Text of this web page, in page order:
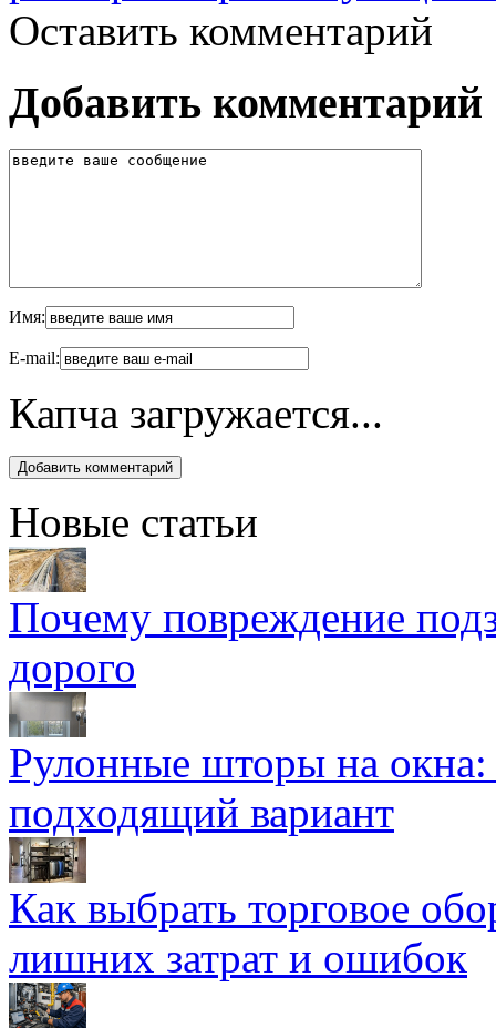
Оставить комментарий
Добавить комментарий
Имя:
E-mail:
Капча загружается...
Новые статьи
Почему повреждение
дорого
Рулонные шторы на
подходящий вариант
Как выбрать торговое
лишних затрат и ошибок